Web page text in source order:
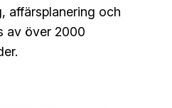
affärsplanering och
av över 2000